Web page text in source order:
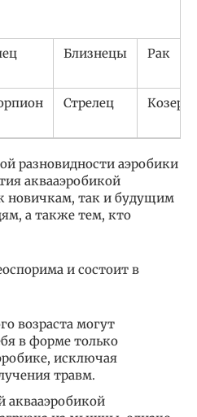
Близнецы Рак
Стрелец Козерог
разновидности аэробики
аквааэробикой
новичкам, так и будущим
а также тем, кто
и состоит в
возраста могут
в форме только
исключая
травм.
аквааэробикой